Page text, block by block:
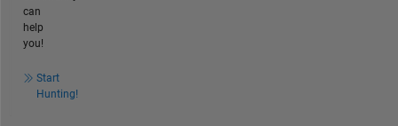
can
help
you!
Start
Hunting!